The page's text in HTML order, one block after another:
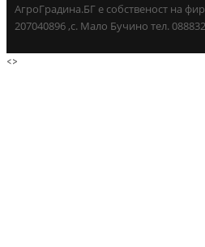
АгроГрадина.БГ е собственост на
207040896 ,с. Мало Бучино тел.
<>